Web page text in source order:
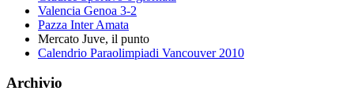
Valencia Genoa 3-2
Pazza Inter Amata
Mercato Juve, il punto
Calendrio Paraolimpiadi Vancouver 2010
Archivio